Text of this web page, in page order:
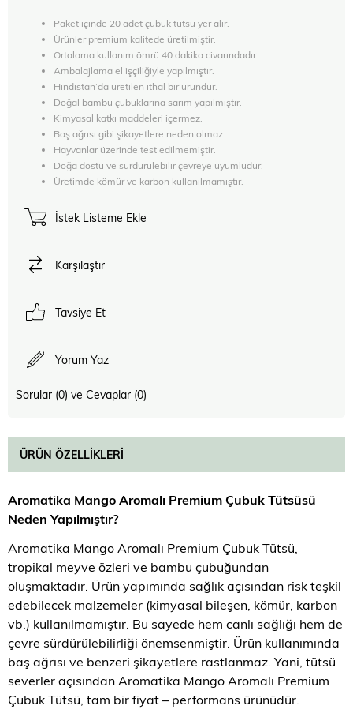
Paket içinde 20 adet çubuk tütsü yer alır.
Ürünler premium kalitede üretilmiştir.
Ortalama kullanım ömrü 40 dakika civarındadır.
Ambalajlama el işçiliğiyle yapılmıştır.
Hindistan’da üretilen ithal bir üründür.
Doğal bambu çubuklarına sarım yapılmıştır.
Kimyasal katkı maddeleri içermez.
Baş ağrısı gibi şikayetlere neden olmaz.
Hayvanlar üzerinde test edilmemiştir.
Doğa dostu ve sürdürülebilir çevreye uyumludur.
Üretimde kömür ve karbon kullanılmamıştır.
İstek Listeme Ekle
Karşılaştır
Tavsiye Et
Yorum Yaz
Sorular (0) ve Cevaplar (0)
ÜRÜN ÖZELLIKLERI
Aromatika Mango Aromalı Premium Çubuk Tütsüsü
Neden Yapılmıştır?
Aromatika Mango Aromalı Premium Çubuk Tütsü,
tropikal meyve özleri ve bambu çubuğundan
oluşmaktadır. Ürün yapımında sağlık açısından risk teşkil
edebilecek malzemeler (kimyasal bileşen, kömür, karbon
vb.) kullanılmamıştır. Bu sayede hem canlı sağlığı hem de
çevre sürdürülebilirliği önemsenmiştir. Ürün kullanımında
baş ağrısı ve benzeri şikayetlere rastlanmaz. Yani, tütsü
severler açısından Aromatika Mango Aromalı Premium
Çubuk Tütsü, tam bir fiyat – performans ürünüdür.